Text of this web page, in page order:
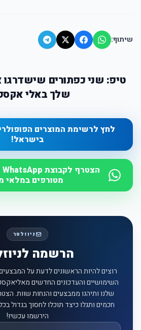
שיתוף:
טיפ: שני כפתורים שישדרגו
שלך באלי
לחץ לרשימת המוצרים
בישראל!
מטורפים במלאי
ניוזלטר
הרשמה
רוצים להיות הראשונים לדעת על
השימושיים והעדכונים החדשים
שלנו ותיהנו ממבצעים והנחות שוות.
חכמים ותגלו כיצד תוכלו לחסוך בגדול
הירשמו עכשיו!